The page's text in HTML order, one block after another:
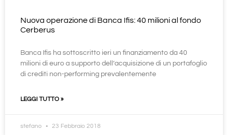
Nuova operazione di Banca Ifis: 40 milioni al fondo
Cerberus
Banca Ifis ha sottoscritto ieri un finanziamento da 40
milioni di euro a supporto dell’acquisizione di un portafoglio
di crediti non-performing prevalentemente
LEGGI TUTTO »
stefano 23 Febbraio 2018